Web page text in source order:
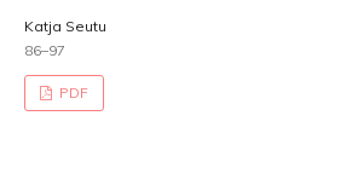
Katja Seutu
86–97
PDF